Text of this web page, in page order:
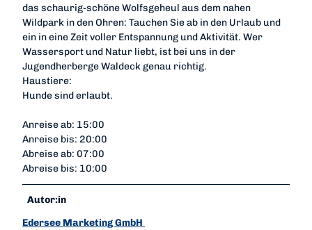
das schaurig-schöne Wolfsgeheul aus dem nahen
Wildpark in den Ohren: Tauchen Sie ab in den Urlaub und
ein in eine Zeit voller Entspannung und Aktivität. Wer
Wassersport und Natur liebt, ist bei uns in der
Jugendherberge Waldeck genau richtig.
Haustiere:
Hunde sind erlaubt.
Anreise ab: 15:00
Anreise bis: 20:00
Abreise ab: 07:00
Abreise bis: 10:00
Autor:in
Edersee Marketing GmbH